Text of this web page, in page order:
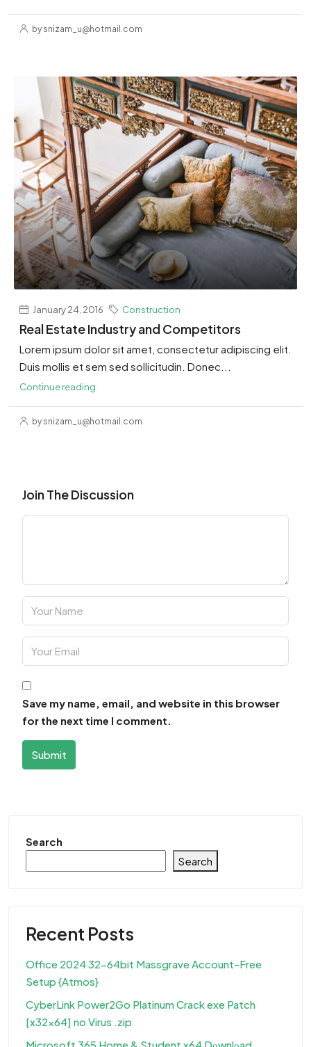
by snizam_u@hotmail.com
January 24, 2016 Construction
Real Estate Industry and Competitors
Lorem ipsum dolor sit amet, consectetur adipiscing elit.
Duis mollis et sem sed sollicitudin. Donec...
Continue reading
by snizam_u@hotmail.com
Join The Discussion
Save my name, email, and website in this browser
for the next time I comment.
Submit
Search
Search
Recent Posts
Office 2024 32-64bit Massgrave Account-Free
Setup {Atmos}
CyberLink Power2Go Platinum Crack exe Patch
[x32x64] no Virus .zip